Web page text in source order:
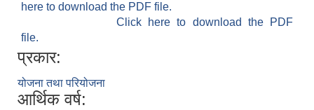
here to download the PDF file.
Click here to download the PDF
file.
प्रकार:
योजना तथा परियोजना
आर्थिक वर्ष: